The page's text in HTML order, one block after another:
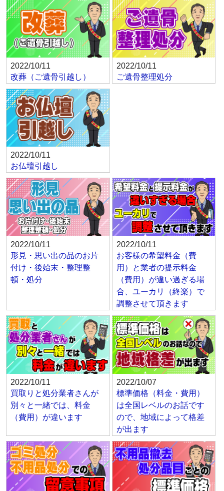
2022/10/11
改葬（ご遺骨引越し）
2022/10/11
ご遺骨整理処分
2022/10/11
お仏壇引越し
2022/10/11
形見・思い出の品のお片
付け・後始末・整理整
頓・処分
2022/10/11
お客様の希望料金（費
用）と業者の提示料金
（費用）が違い過ぎる場
合、ユーカリ（終楽）で
調整させて頂きます
2022/10/11
買取りと処分業者さんが
別々と一緒では、料金
（費用）が違います
2022/10/07
標準価格（料金・費用）
は全国レベルのお話です
ので、地域によって格差
が出ます